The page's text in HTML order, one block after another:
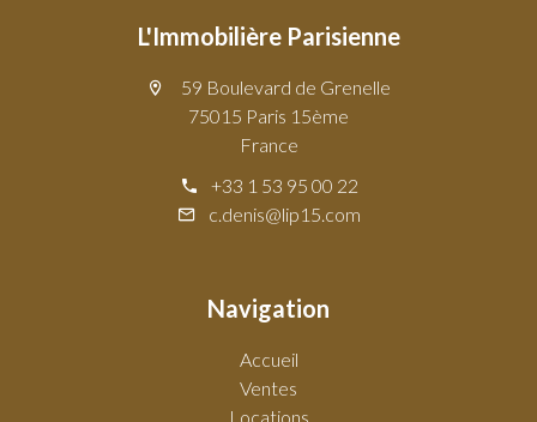
L'Immobilière Parisienne
59 Boulevard de Grenelle
75015 Paris 15ème
France
+33 1 53 95 00 22
c.denis@lip15.com
Navigation
Accueil
Ventes
Locations